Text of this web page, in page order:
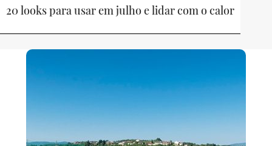
20 looks para usar em julho e lidar com o calor